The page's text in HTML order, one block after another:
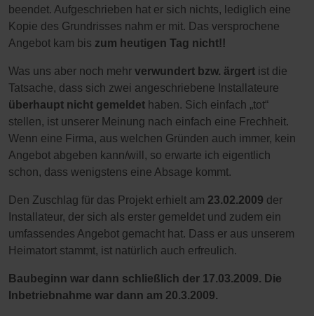
beendet. Aufgeschrieben hat er sich nichts, lediglich eine
Kopie des Grundrisses nahm er mit. Das versprochene
Angebot kam bis zum heutigen Tag nicht!!
Was uns aber noch mehr verwundert bzw. ärgert ist die
Tatsache, dass sich zwei angeschriebene Installateure
überhaupt nicht gemeldet haben. Sich einfach „tot“
stellen, ist unserer Meinung nach einfach eine Frechheit.
Wenn eine Firma, aus welchen Gründen auch immer, kein
Angebot abgeben kann/will, so erwarte ich eigentlich
schon, dass wenigstens eine Absage kommt.
Den Zuschlag für das Projekt erhielt am 23.02.2009 der
Installateur, der sich als erster gemeldet und zudem ein
umfassendes Angebot gemacht hat. Dass er aus unserem
Heimatort stammt, ist natürlich auch erfreulich.
Baubeginn war dann schließlich der 17.03.2009. Die
Inbetriebnahme war dann am 20.3.2009.